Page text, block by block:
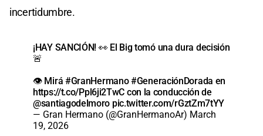
incertidumbre.
¡HAY SANCIÓN! 👀 El Big tomó una dura decisión
🚨
👁️ Mirá #GranHermano#GeneraciónDorada en
https://t.co/Ppl6ji2TwC con la conducción de
@santiagodelmoro pic.twitter.com/rGztZm7tYY
— Gran Hermano (@GranHermanoAr) March
19, 2026